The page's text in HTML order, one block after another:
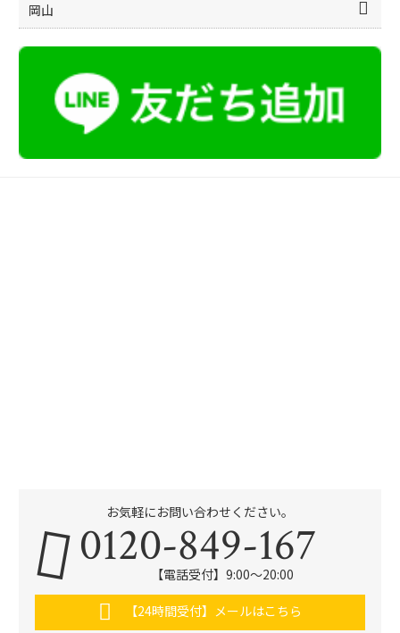
岡山
お気軽にお問い合わせください。
0120-849-167
【電話受付】9:00〜20:00
【24時間受付】メールはこちら